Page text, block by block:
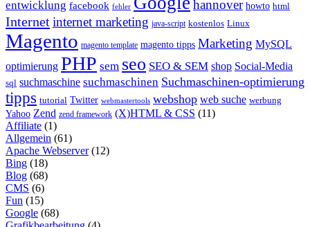
entwicklung facebook fehler hannover howto html
Internetinternet marketing java-script kostenlos Linux
Magento magento template magento tipps Marketing MySQL
optimierung PHP sem seo SEO & SEM shop Social-Media
sql suchmaschine suchmaschinen Suchmaschinen-optimierung
tipps tutorial Twitter webmastertools webshop web suche werbung
Yahoo Zend zend framework (X)HTML & CSS (11)
Affiliate (1)
Allgemein (61)
Apache Webserver(12)
Bing (18)
Blog (68)
CMS (6)
Fun (15)
Google (68)